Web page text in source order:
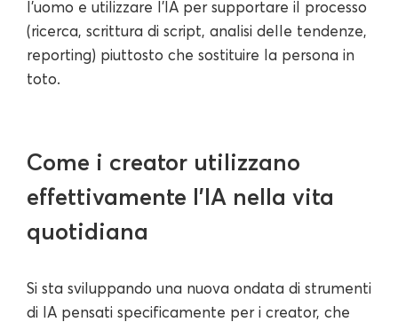
l'uomo e utilizzare l'IA per supportare il processo
(ricerca, scrittura di script, analisi delle tendenze,
reporting) piuttosto che sostituire la persona in
toto.
Come i creator utilizzano
effettivamente l'IA nella vita
quotidiana
Si sta sviluppando una nuova ondata di strumenti
di IA pensati specificamente per i creator, che